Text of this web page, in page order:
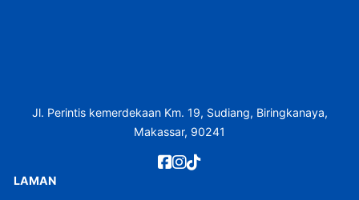
Jl. Perintis kemerdekaan Km. 19, Sudiang, Biringkanaya,
Makassar, 90241
LAMAN